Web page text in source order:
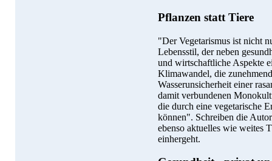
Pflanzen statt Tiere
"Der Vegetarismus ist nicht
Lebensstil, der neben
und wirtschaftliche Aspekte
Klimawandel, die
Wasserunsicherheit einer
damit verbundenen
die durch eine vegetarische
können". Schreiben die
ebenso aktuelles wie weites
einhergeht.